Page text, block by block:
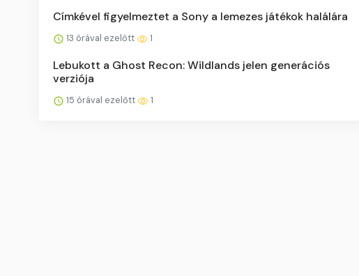
Címkével figyelmeztet a Sony a lemezes játékok halálára
13 órával ezelőtt 1
Lebukott a Ghost Recon: Wildlands jelen generációs
verziója
15 órával ezelőtt 1